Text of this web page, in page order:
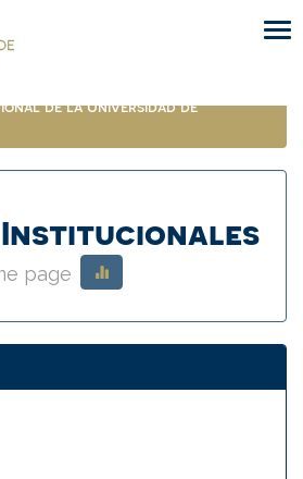
de la Universidad de
Institucionales
page